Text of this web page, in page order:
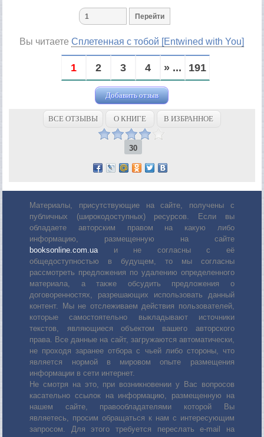
Вы читаетеСплетенная с тобой [Entwined with You]
1 2 3 4 » ... 191
Добавить отзыв
ВСЕ ОТЗЫВЫ О КНИГЕ В ИЗБРАННОЕ
30
Материалы, присутствующие на сайте, получены с
публичных (широкодоступных) ресурсов. Если вы
обладаете авторским правом на какую либо
информацию, размещенную на сайте
booksonline.com.uaи не согласны с её
общедоступностью в будущем, то мы согласны
рассмотреть предложения по удалению определенного
материала, а также обсудить предложения о
договоренностях, разрешающих использовать данный
контент. Мы не отслеживаем действия пользователей,
которые самостоятельно выкладывают источники
текстов, являющиеся объектом вашего авторского
права. Все данные на сайт, загружаются автоматически,
не проходя заранее отбора с чьей либо стороны, что
является нормой в мировом опыте размещения
информации в сети интернет.
Не смотря на это, при возникновении у Вас вопросов
касательно ссылок на информацию, размещенную на
нашем сайте, правообладателями которой Вы
являетесь, просим обращаться к нам с интересующим
запросом. Для этого требуется переслать е-mail на